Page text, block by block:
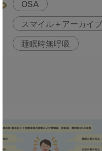
OSA
スマイル＋アーカイブ
睡眠時無呼吸